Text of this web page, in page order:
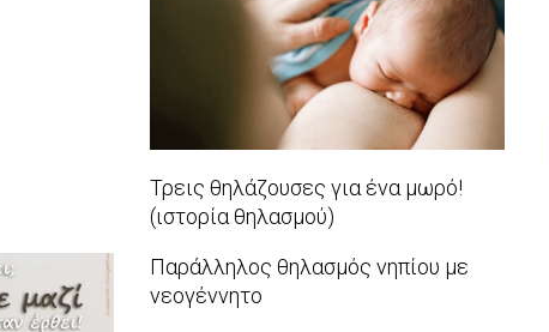
Τρεις θηλάζουσες για ένα μωρό!
(ιστορία θηλασμού)
08-
Παράλληλος θηλασμός νηπίου με
νεογέννητο